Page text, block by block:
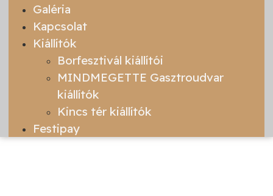
Galéria
Kapcsolat
Kiállítók
Borfesztivál kiállítói
MINDMEGETTE Gasztroudvar
kiállítók
Kincs tér kiállítók
Festipay